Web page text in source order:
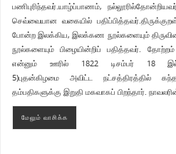
பணிபுரிந்தவர்.யாழ்ப்பாணம்,
செவ்வையான வகையில்
போன்ற இலக்கிய, இலக்கண நூல்களையும்
நூல்களையும் பிழையின்றிப் பதித்தவர்.
என்னும் ஊரில் 1822 டிசம்பர் 18 இல்
5)புதன்கிழமை அவிட்ட நட்சத்திரத்தில்
தம்பதிகளுக்கு இறுதி மகவாகப் பிறந்தார்.
மேலும் வாசிக்க